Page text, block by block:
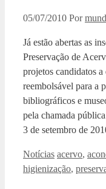
05/07/2010 Por
Já estão abertas as
Preservação de
projetos candidatos
reembolsável para a
bibliográficos e
pela chamada
3 de setembro de
Categorias
Notícias Tags
acervo,
higienização,